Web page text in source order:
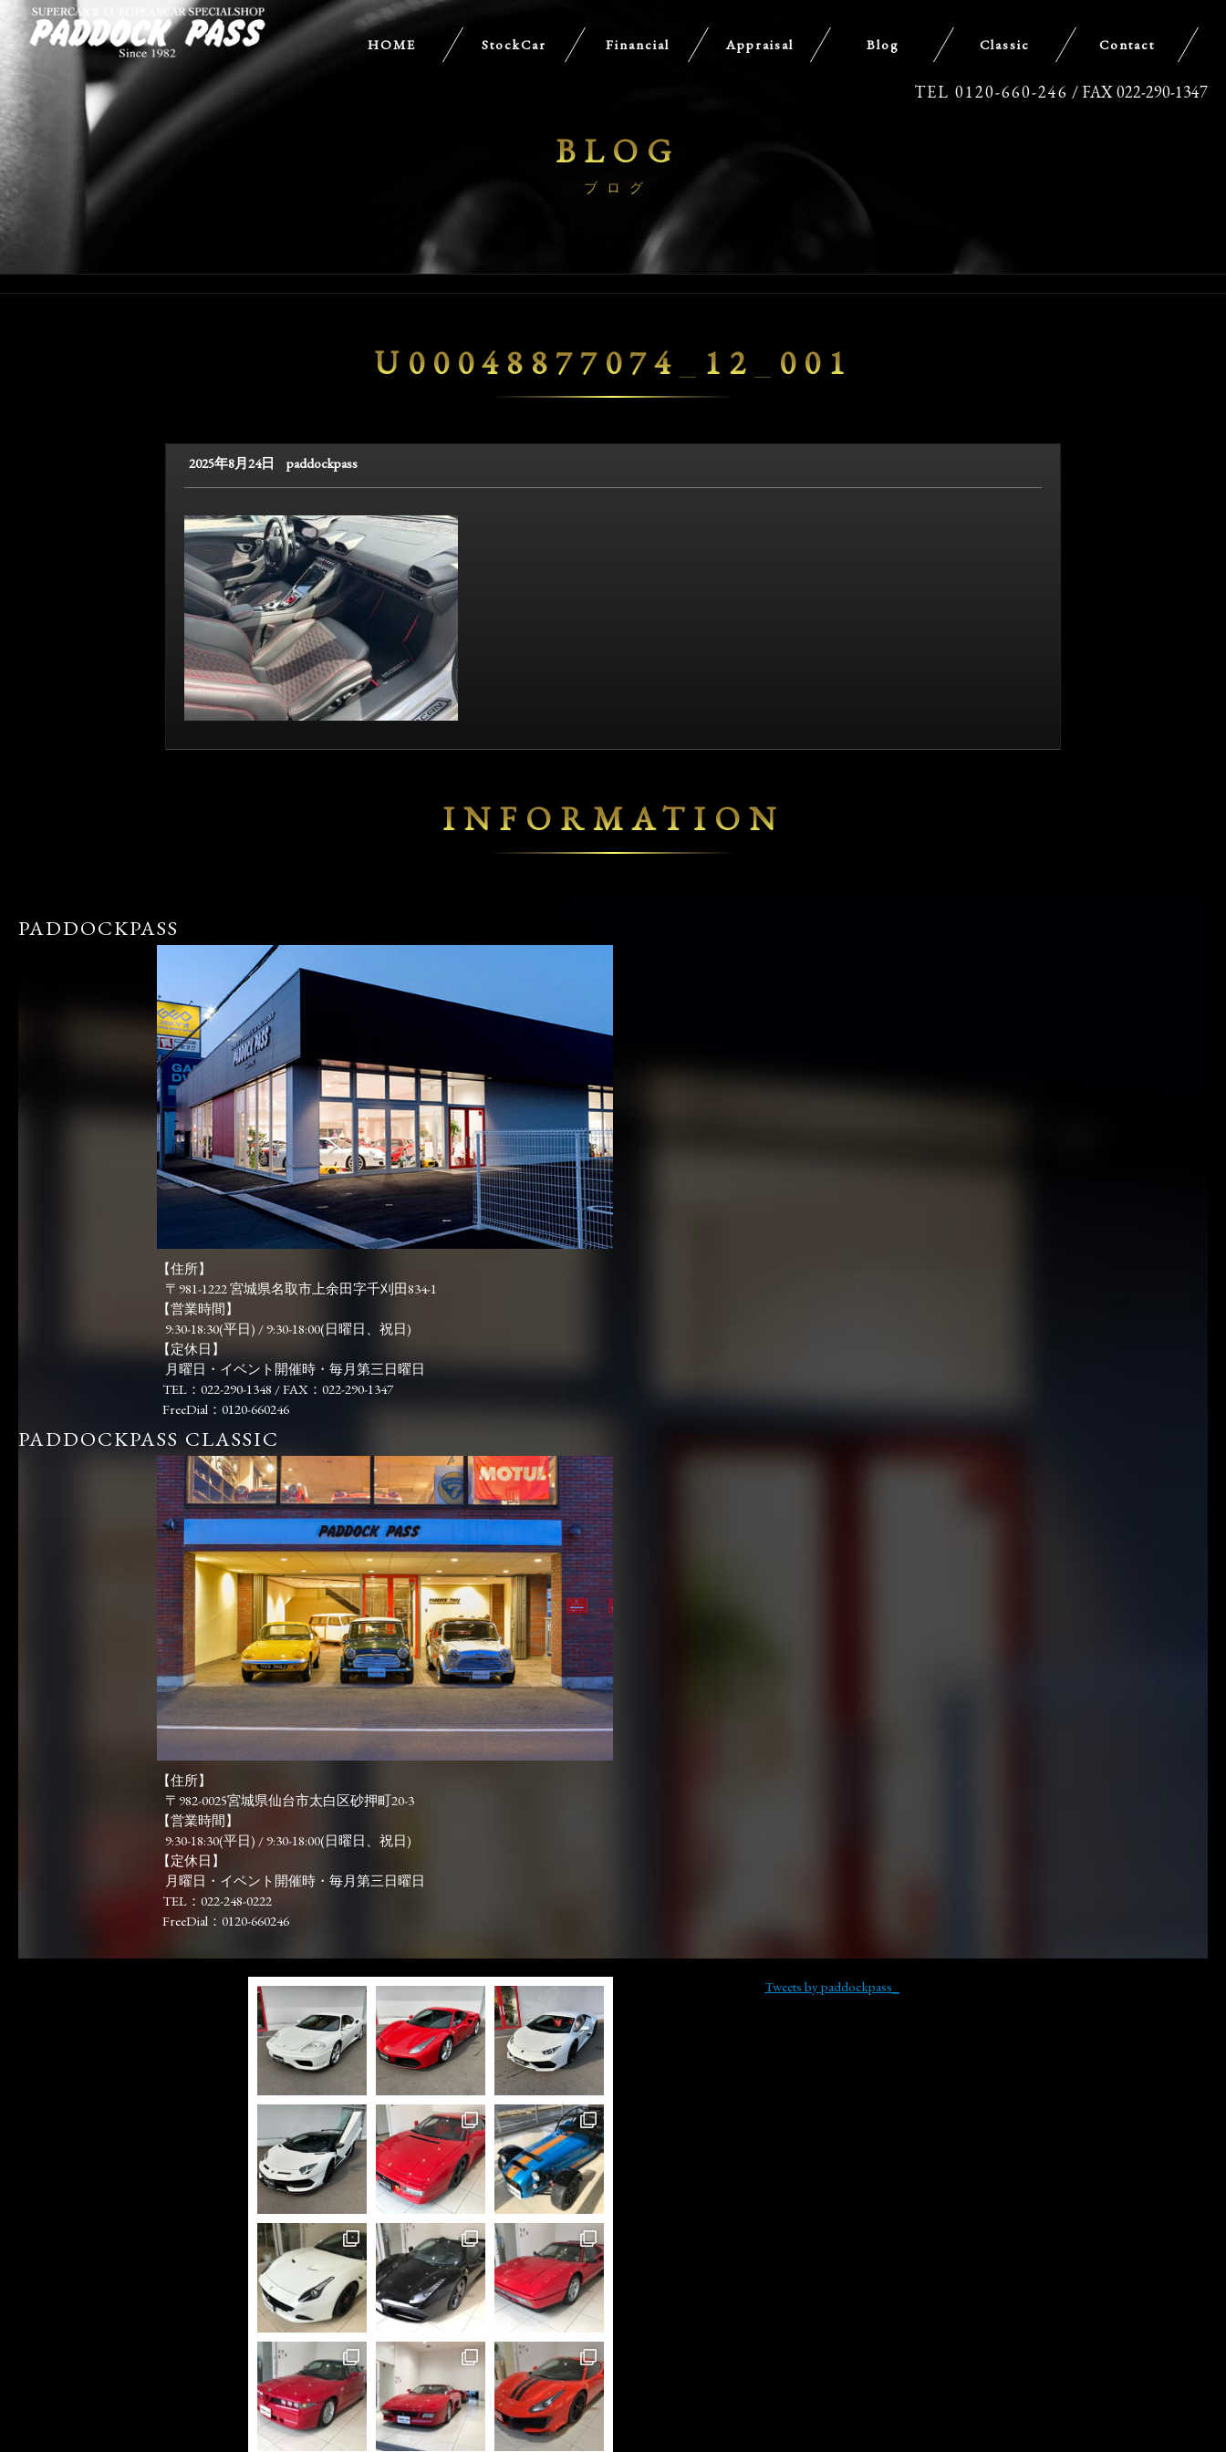
TEL 0120-660-246 / FAX 022-290-1347
HOME StockCar Financial Appraisal Blog Classic Contact
BLOG
ブログ
U00048877074_12_001
2025年8月24日 paddockpass
INFORMATION
PADDOCKPASS
【住所】
〒981-1222 宮城県名取市上余田字千刈田834-1
【営業時間】
9:30-18:30(平日) / 9:30-18:00(日曜日、祝日)
【定休日】
月曜日・イベント開催時・毎月第三日曜日
TEL：022-290-1348 / FAX：022-290-1347
FreeDial：0120-660246
PADDOCKPASS CLASSIC
【住所】
〒982-0025宮城県仙台市太白区砂押町20-3
【営業時間】
9:30-18:30(平日) / 9:30-18:00(日曜日、祝日)
【定休日】
月曜日・イベント開催時・毎月第三日曜日
TEL：022-248-0222
FreeDial：0120-660246
Tweets by paddockpass_